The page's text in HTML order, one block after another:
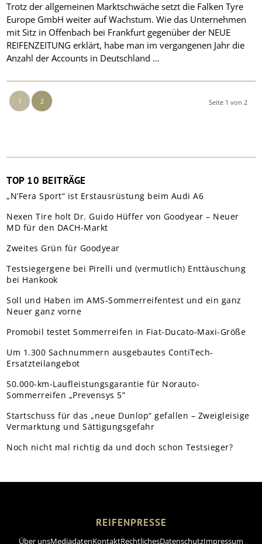
Trotz der allgemeinen Marktschwäche setzt die Falken Tyre
Europe GmbH weiter auf Wachstum. Wie das Unternehmen
mit Sitz in Offenbach bei Frankfurt gegenüber der NEUE
REIFENZEITUNG erklärt, habe man im vergangenen Jahr die
Anzahl der Accounts in Deutschland …
Seite 1 von 2
1 2
TOP 10 BEITRÄGE
„N’Fera Sport“ ist Erstausrüstung beim Audi A6
Nexen Tire holt Dr. Guido Hüffer von Goodyear – Neuer
MD für den DACH-Markt
Zweites Grün für Goodyear
Testsiegergene bei Pirelli und (vermutlich) Enttäuschung
bei Hankook
Soll und Haben im AMS-Sommerreifentest und ein ganz
Neuer ganz vorne
Promobil testet Sommerreifen in Fiat-Ducato-Maxi-Größe
Um 1.300 Sachnummern ausgebautes ContiTech-
Ersatzteilangebot
50.000-km-Laufleistungsgarantie für Norauto-
Sommerreifen „Prevensys 5”
Startschuss für das „neue Dunlop“ gefallen – Zweigleisige
Vermarktung und Sättigungsgefahr
Noch nicht mal richtig da und doch schon Testsieger?
REIFENPRESSE
Über unsMediadatenKontaktRechtlichesDatenschutzImpressum